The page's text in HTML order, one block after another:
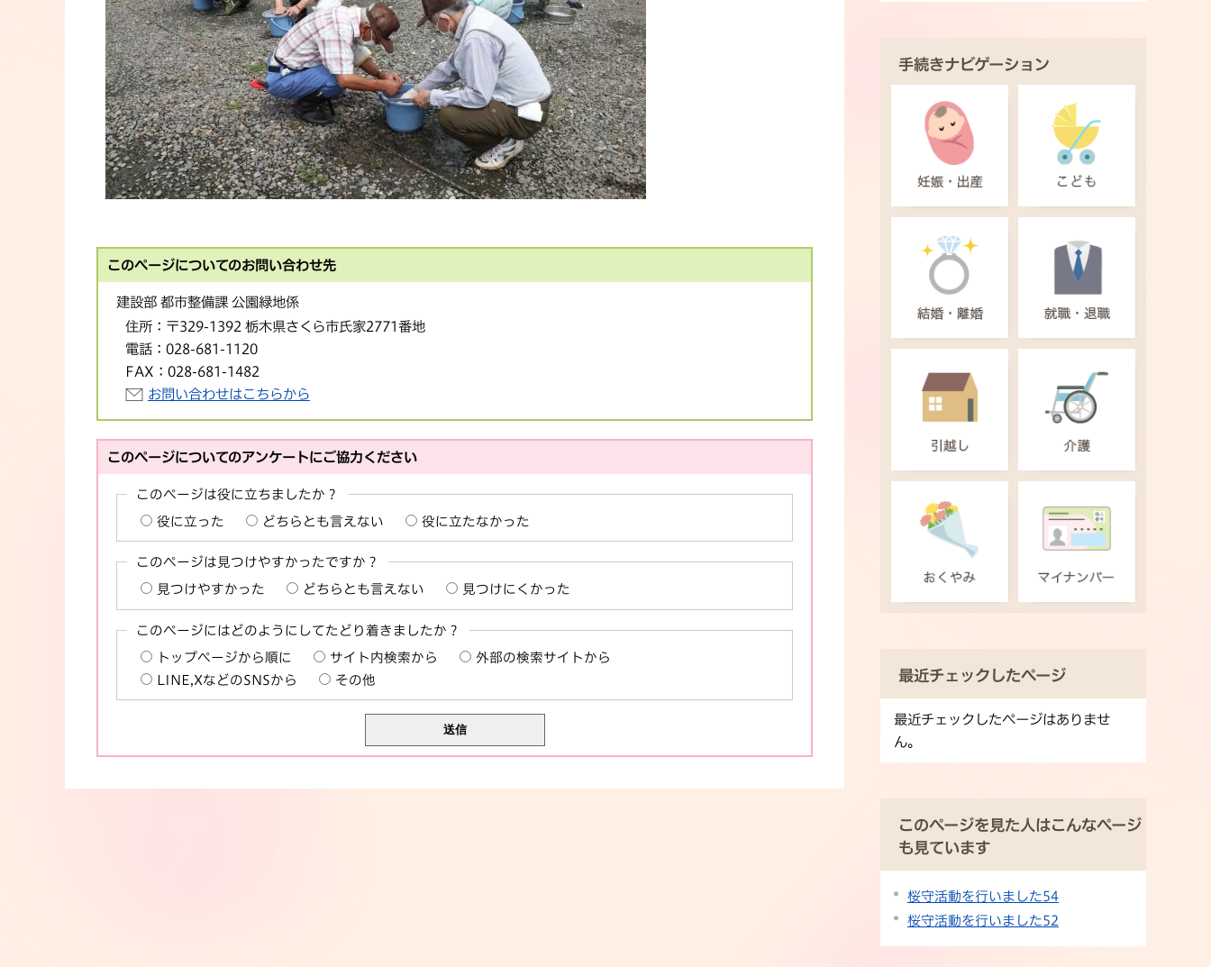
このページについてのお問い合わせ先
建設部 都市整備課 公園緑地係
住所： 〒329-1392 栃木県さくら市氏家2771番地
電話： 028-681-1120
FAX： 028-681-1482
お問い合わせはこちらから
このページについてのアンケートにご協力ください
このページは役に立ちましたか？
役に立った どちらとも言えない 役に立たなかった
このページは見つけやすかったですか？
見つけやすかった どちらとも言えない 見つけにくかった
このページにはどのようにしてたどり着きましたか？
トップページから順に サイト内検索から
外部の検索サイトから
LINE,XなどのSNSから
その他
手続きナビゲーション
最近チェックしたページ
最近チェックしたページはありませ
ん。
このページを見た人はこんなページ
も見ています
桜守活動を行いました54
桜守活動を行いました52